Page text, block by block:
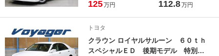
ークフィルム施工済み
125万円 112.8万円
トヨタ
クラウン ロイヤルサルーン ６０ｔｈ
スペシャルＥＤ 後期モデル 特別仕